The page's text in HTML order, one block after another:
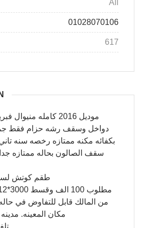
All
01028070106
617
دواخل وسقف رشه حزام فقط
بكفائه مكنه ممتازه رخصه سنه
سقف الصالون بحاله ممتازه
طقم كوتش لسه
من المالك قابل للتفاوض في
مكان المعينه.
تلفون